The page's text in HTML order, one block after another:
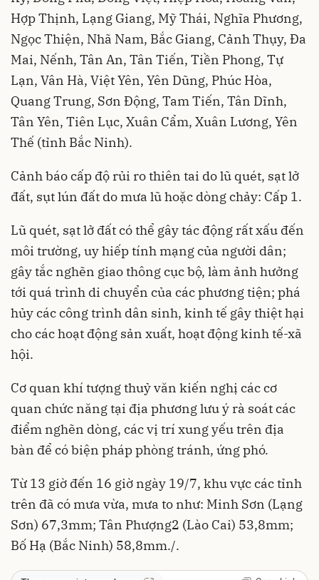
Hợp Thịnh, Lạng Giang, Mỹ Thái, Nghĩa Phương,
Ngọc Thiện, Nhã Nam, Bắc Giang, Cảnh Thụy, Đa
Mai, Nếnh, Tân An, Tân Tiến, Tiền Phong, Tự
Lạn, Vân Hà, Việt Yên, Yên Dũng, Phúc Hòa,
Quang Trung, Sơn Động, Tam Tiến, Tân Dĩnh,
Tân Yên, Tiên Lục, Xuân Cẩm, Xuân Lương, Yên
Thế (tỉnh Bắc Ninh).
Cảnh báo cấp độ rủi ro thiên tai do lũ quét, sạt lở
đất, sụt lún đất do mưa lũ hoặc dòng chảy: Cấp 1.
Lũ quét, sạt lở đất có thể gây tác động rất xấu đến
môi trường, uy hiếp tính mạng của người dân;
gây tắc nghẽn giao thông cục bộ, làm ảnh hưởng
tới quá trình di chuyển của các phương tiện; phá
hủy các công trình dân sinh, kinh tế gây thiệt hại
cho các hoạt động sản xuất, hoạt động kinh tế-xã
hội.
Cơ quan khí tượng thuỷ văn kiến nghị các cơ
quan chức năng tại địa phương lưu ý rà soát các
điểm nghẽn dòng, các vị trí xung yếu trên địa
bàn để có biện pháp phòng tránh, ứng phó.
Từ 13 giờ đến 16 giờ ngày 19/7, khu vực các tỉnh
trên đã có mưa vừa, mưa to như: Minh Sơn (Lạng
Sơn) 67,3mm; Tân Phượng2 (Lào Cai) 53,8mm;
Bố Hạ (Bắc Ninh) 58,8mm./.